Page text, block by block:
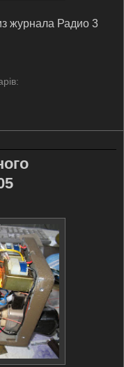
журнала Радио 3